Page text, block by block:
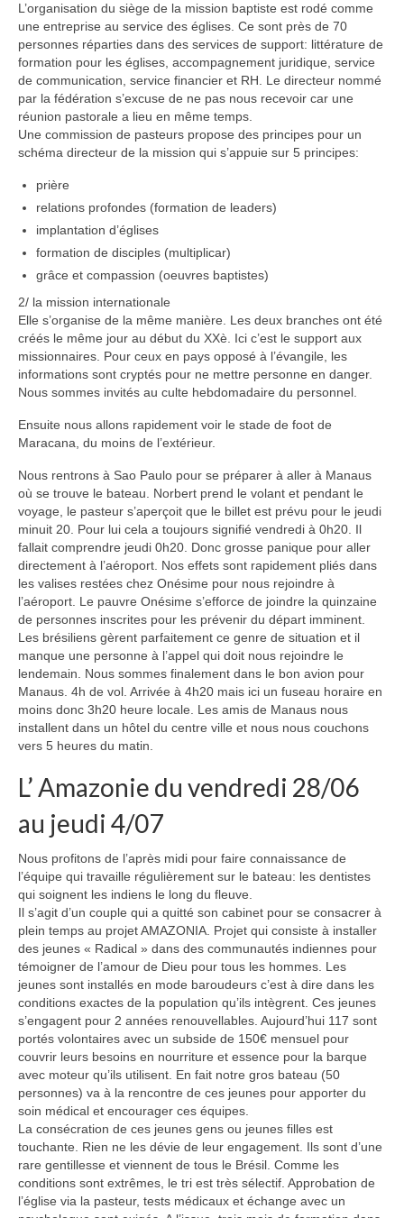
L’organisation du siège de la mission baptiste est rodé comme
une entreprise au service des églises. Ce sont près de 70
personnes réparties dans des services de support: littérature de
formation pour les églises, accompagnement juridique, service
de communication, service financier et RH. Le directeur nommé
par la fédération s’excuse de ne pas nous recevoir car une
réunion pastorale a lieu en même temps.
Une commission de pasteurs propose des principes pour un
schéma directeur de la mission qui s’appuie sur 5 principes:
prière
relations profondes (formation de leaders)
implantation d’églises
formation de disciples (multiplicar)
grâce et compassion (oeuvres baptistes)
2/ la mission internationale
Elle s’organise de la même manière. Les deux branches ont été
créés le même jour au début du XXè. Ici c’est le support aux
missionnaires. Pour ceux en pays opposé à l’évangile, les
informations sont cryptés pour ne mettre personne en danger.
Nous sommes invités au culte hebdomadaire du personnel.
Ensuite nous allons rapidement voir le stade de foot de
Maracana, du moins de l’extérieur.
Nous rentrons à Sao Paulo pour se préparer à aller à Manaus
où se trouve le bateau. Norbert prend le volant et pendant le
voyage, le pasteur s’aperçoit que le billet est prévu pour le jeudi
minuit 20. Pour lui cela a toujours signifié vendredi à 0h20. Il
fallait comprendre jeudi 0h20. Donc grosse panique pour aller
directement à l’aéroport. Nos effets sont rapidement pliés dans
les valises restées chez Onésime pour nous rejoindre à
l’aéroport. Le pauvre Onésime s’efforce de joindre la quinzaine
de personnes inscrites pour les prévenir du départ imminent.
Les brésiliens gèrent parfaitement ce genre de situation et il
manque une personne à l’appel qui doit nous rejoindre le
lendemain. Nous sommes finalement dans le bon avion pour
Manaus. 4h de vol. Arrivée à 4h20 mais ici un fuseau horaire en
moins donc 3h20 heure locale. Les amis de Manaus nous
installent dans un hôtel du centre ville et nous nous couchons
vers 5 heures du matin.
L’ Amazonie du vendredi 28/06
au jeudi 4/07
Nous profitons de l’après midi pour faire connaissance de
l’équipe qui travaille régulièrement sur le bateau: les dentistes
qui soignent les indiens le long du fleuve.
Il s’agit d’un couple qui a quitté son cabinet pour se consacrer à
plein temps au projet AMAZONIA. Projet qui consiste à installer
des jeunes « Radical » dans des communautés indiennes pour
témoigner de l’amour de Dieu pour tous les hommes. Les
jeunes sont installés en mode baroudeurs c’est à dire dans les
conditions exactes de la population qu’ils intègrent. Ces jeunes
s’engagent pour 2 années renouvellables. Aujourd’hui 117 sont
portés volontaires avec un subside de 150€ mensuel pour
couvrir leurs besoins en nourriture et essence pour la barque
avec moteur qu’ils utilisent. En fait notre gros bateau (50
personnes) va à la rencontre de ces jeunes pour apporter du
soin médical et encourager ces équipes.
La consécration de ces jeunes gens ou jeunes filles est
touchante. Rien ne les dévie de leur engagement. Ils sont d’une
rare gentillesse et viennent de tous le Brésil. Comme les
conditions sont extrêmes, le tri est très sélectif. Approbation de
l’église via la pasteur, tests médicaux et échange avec un